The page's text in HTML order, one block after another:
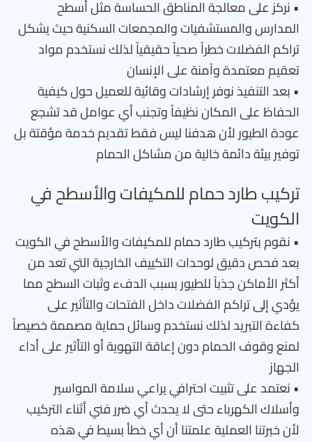
• نركز على معالجة المناطق الحساسة مثل أسطح
المدارس والمستشفيات والمجمعات السكنية حيث يشكل
تراكم الفضلات خطراً صحياً حقيقياً لذلك نستخدم مواد
تعقيم معتمدة وآمنة على الإنسان
• بعد التنفيذ نوفر إرشادات وقائية للعميل حول كيفية
الحفاظ على المكان نظيفاً وتجنب أي عوامل قد تشجع
عودة الطيور لأن هدفنا ليس فقط تقديم خدمة مؤقتة بل
توفير بيئة دائمة خالية من مشاكل الحمام
تركيب طارد حمام للمكيفات والأسطح في
الكويت
• نقوم بتركيب طارد حمام للمكيفات والأسطح في الكويت
بعد فحص دقيق لوحدات التكييف الخارجية التي تعد من
أكثر الأماكن جذباً للطيور بسبب الدفء وثبات السطح مما
يؤدي إلى تراكم الفضلات داخل الفتحات والتأثير على
كفاءة التبريد لذلك نستخدم وسائل حماية مصممة خصيصاً
لمنع وقوف الحمام دون إعاقة التهوية أو التأثير على أداء
الجهاز
• نعتمد على تثبيت احترافي يراعي سلامة المواسير
وأسلاك الكهرباء حتى لا يحدث أي ضرر فني أثناء التركيب
لأن خبرتنا العملية علمتنا أن أي خطأ بسيط في هذه